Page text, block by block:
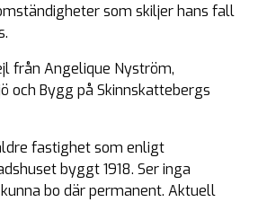
som skiljer hans fall
från Angelique Nyström,
och Bygg på Skinnskattebergs
fastighet som enligt
byggt 1918. Ser inga
bo där permanent. Aktuell